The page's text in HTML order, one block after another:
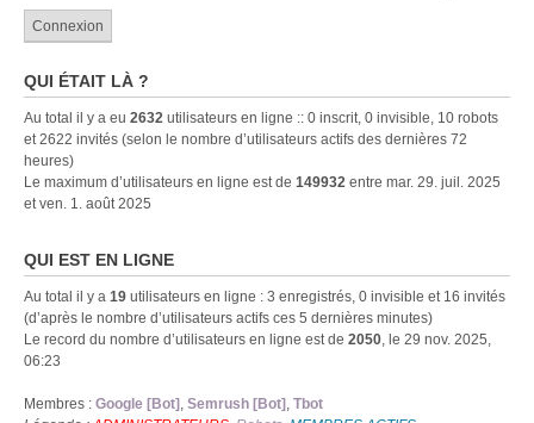
QUI ÉTAIT LÀ ?
Au total il y a eu 2632 utilisateurs en ligne :: 0 inscrit, 0 invisible, 10 robots
et 2622 invités (selon le nombre d’utilisateurs actifs des dernières 72
heures)
Le maximum d’utilisateurs en ligne est de 149932 entre mar. 29. juil. 2025
et ven. 1. août 2025
QUI EST EN LIGNE
Au total il y a 19 utilisateurs en ligne : 3 enregistrés, 0 invisible et 16 invités
(d’après le nombre d’utilisateurs actifs ces 5 dernières minutes)
Le record du nombre d’utilisateurs en ligne est de 2050, le 29 nov. 2025,
06:23
Membres : Google [Bot] , Semrush [Bot] , Tbot